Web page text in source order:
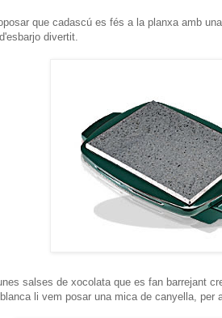
que cadascú es fés a la planxa amb
divertit.
salses de xocolata que es fan barrejant
li vem posar una mica de canyella, per